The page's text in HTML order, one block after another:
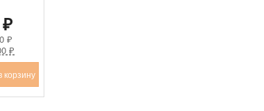
₽
₽
корзину